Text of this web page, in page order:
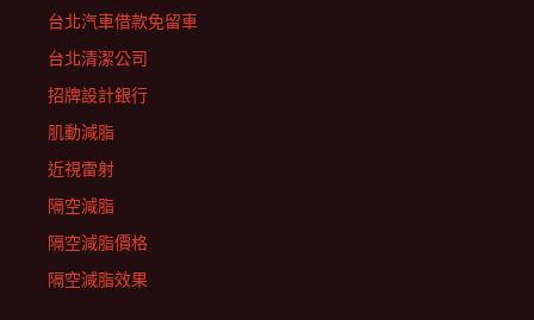
台北汽車借款免留車
台北清潔公司
招牌設計銀行
肌動減脂
近視雷射
隔空減脂
隔空減脂價格
隔空減脂效果